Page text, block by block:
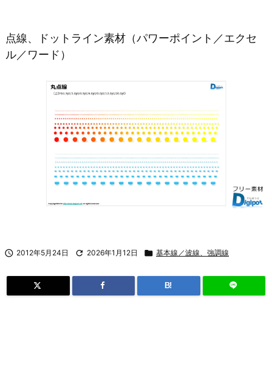
点線、ドットライン素材（パワーポイント／エクセ
ル／ワード）
 2012年5月24日  2026年1月12日  基本線／波線、強調線
B!